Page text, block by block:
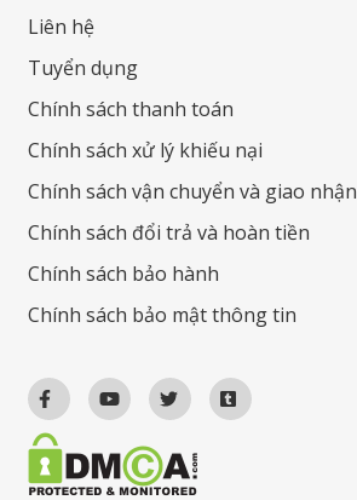
Liên hệ
Tuyển dụng
Chính sách thanh toán
Chính sách xử lý khiếu nại
Chính sách vận chuyển và giao nhận
Chính sách đổi trả và hoàn tiền
Chính sách bảo hành
Chính sách bảo mật thông tin